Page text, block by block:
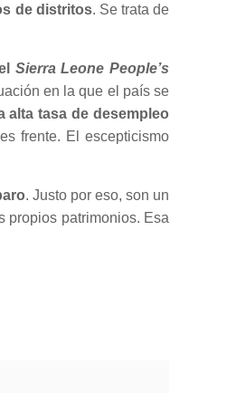
de distritos. Se trata de
Sierra Leone People’s
en la que el país se
alta tasa de desempleo
frente. El escepticismo
. Justo por eso, son un
propios patrimonios. Esa